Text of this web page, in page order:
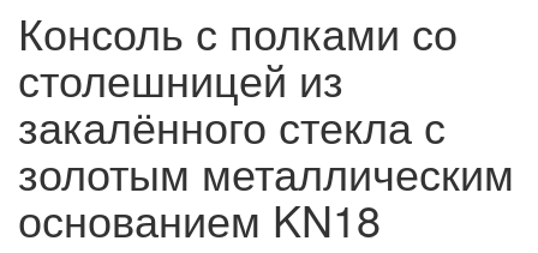
Консоль с полками со
столешницей из
закалённого стекла с
золотым металлическим
основанием KN18